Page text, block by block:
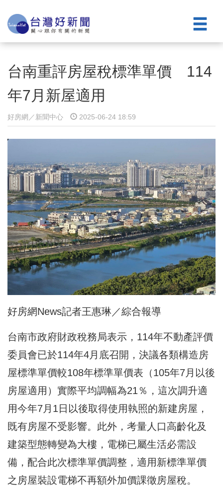
台南重評房屋稅標準單價 114
年7月新屋適用
好房網／新聞中心 2025-06-24 18:59
好房網News記者王惠琳／綜合報導
台南市政府財政稅務局表示，114年不動產評價
委員會已於114年4月底召開，決議各類構造房
屋標準單價較108年標準單價表（105年7月以後
房屋適用）實際平均調幅為21％，這次調升適
用今年7月1日以後取得使用執照的新建房屋，
既有房屋不受影響。此外，考量人口高齡化及
建築型態轉變為大樓，電梯已屬生活必需設
備，配合此次標準單價調整，適用新標準單價
之房屋裝設電梯不再額外加價課徵房屋稅。